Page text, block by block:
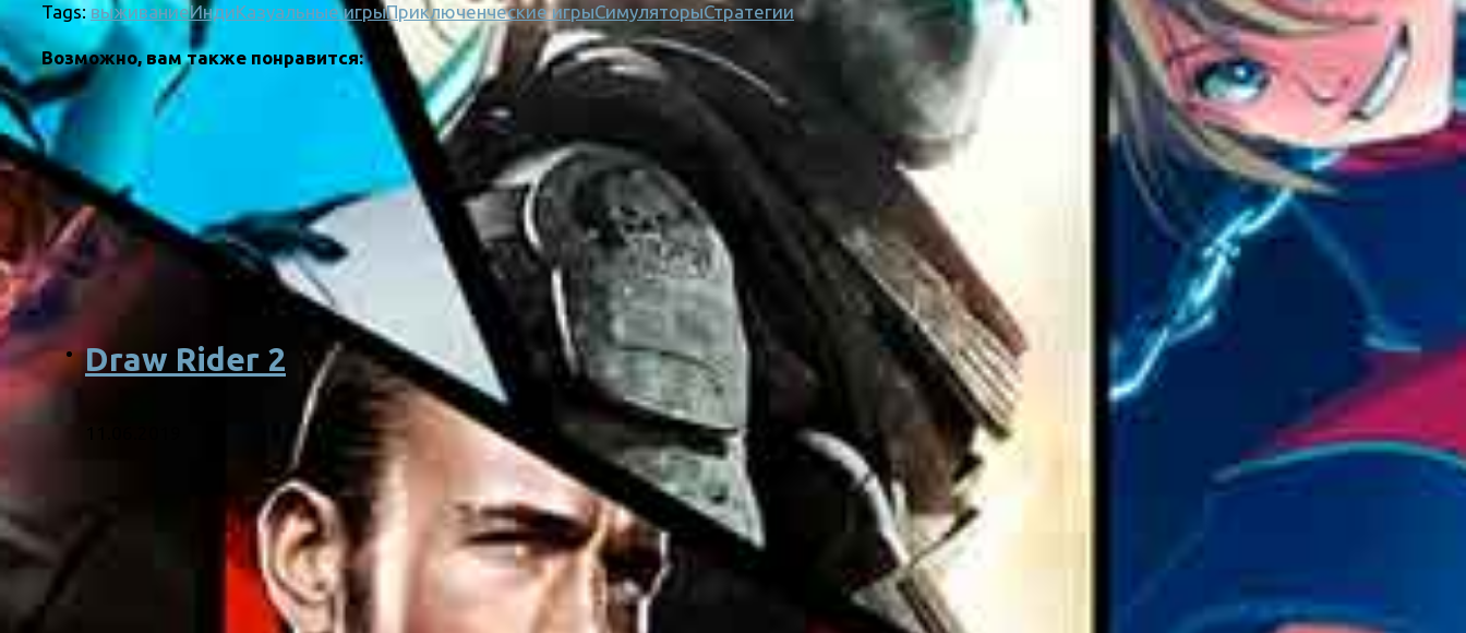
Tags: выживаниеИндиКазуальные игрыПриключенческие игрыСимуляторыСтратегии
Возможно, вам также понравится:
Draw Rider 2